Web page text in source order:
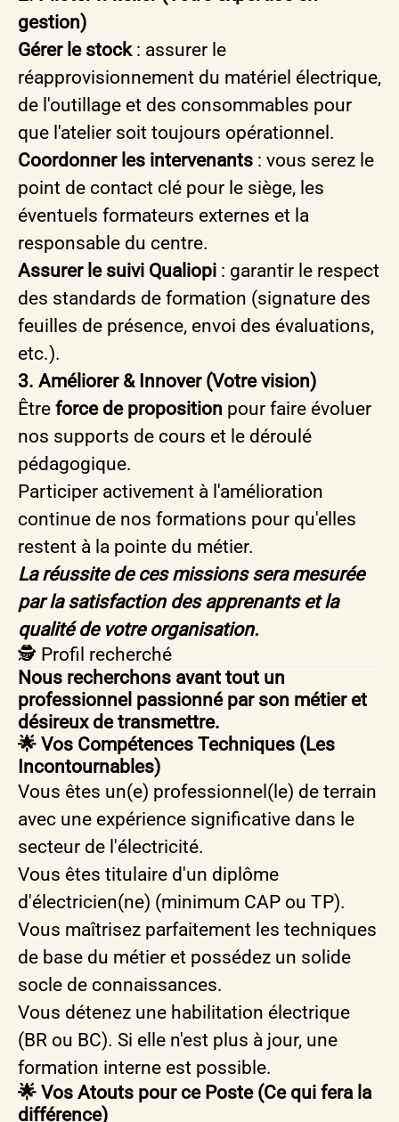
gestion)
Gérer le stock: assurer le
réapprovisionnement du matériel électrique,
de l'outillage et des consommables pour
que l'atelier soit toujours opérationnel.
Coordonner les intervenants : vous serez le
point de contact clé pour le siège, les
éventuels formateurs externes et la
responsable du centre.
Assurer le suivi Qualiopi : garantir le respect
des standards de formation (signature des
feuilles de présence, envoi des évaluations,
etc.).
3. Améliorer & Innover (Votre vision)
Être force de proposition pour faire évoluer
nos supports de cours et le déroulé
pédagogique.
Participer activement à l'amélioration
continue de nos formations pour qu'elles
restent à la pointe du métier.
La réussite de ces missions sera mesurée
par la satisfaction des apprenants et la
qualité de votre organisation.
🕵️ Profil recherché
Nous recherchons avant tout un
professionnel passionné par son métier et
désireux de transmettre.
🌟 Vos Compétences Techniques (Les
Incontournables)
Vous êtes un(e) professionnel(le) de terrain
avec une expérience significative dans le
secteur de l'électricité.
Vous êtes titulaire d'un diplôme
d'électricien(ne) (minimum CAP ou TP).
Vous maîtrisez parfaitement les techniques
de base du métier et possédez un solide
socle de connaissances.
Vous détenez une habilitation électrique
(BR ou BC). Si elle n'est plus à jour, une
formation interne est possible.
🌟 Vos Atouts pour ce Poste (Ce qui fera la
différence)